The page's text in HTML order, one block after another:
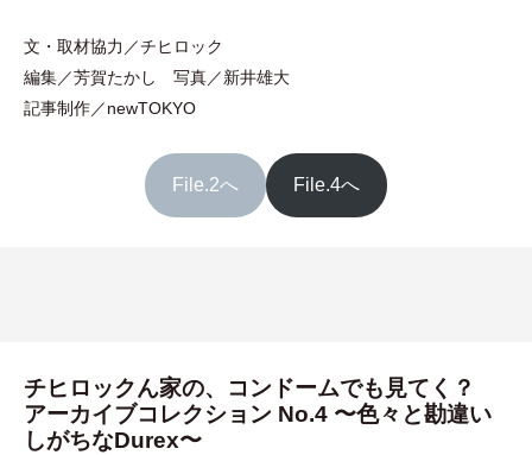
文 ・ 取材協力／チヒロック
編集／芳賀たかし 写真／新井雄大
記事制作／newTOKYO
File.2へ File.4へ
チヒロックん家の、コンドームでも見てく？
アーカイブコレクション No.4 〜色々と勘違い
しがちなDurex〜